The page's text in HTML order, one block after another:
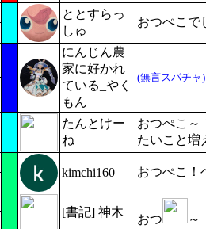
ととすらっ
しゅ
おつぺこで
にんじん農
家に好かれ
ている_やく
もん
(無言スパチャ)
たんとけー
ね
おつぺこ～
たいこと増
kimchi160
おつぺこ！
[書記] 神木
おつ ～